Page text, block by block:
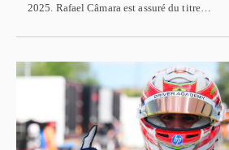
2025. Rafael Câmara est assuré du titre…